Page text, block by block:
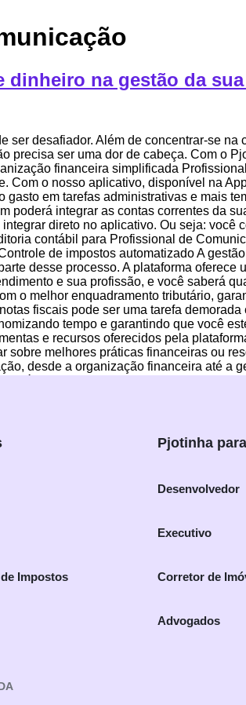
na gestão da
desafiador. Além de concentrar-se
precisa ser uma dor de cabeça. Com o
financeira simplificada
o nosso aplicativo, disponível na
em tarefas administrativas e mais
poderá integrar as contas correntes da
direto no aplicativo. Ou seja:
contábil para Profissional de
de impostos automatizado A
desse processo. A plataforma
e sua profissão, e você saberá
o melhor enquadramento tributário,
fiscais pode ser uma tarefa
tempo e garantindo que você
e recursos oferecidos pela
sobre melhores práticas financeiras ou
desde a organização financeira até a
Experimente o Pjotinha hoje
Impostos
Pjotinha para
Desenvolvedor
Executivo
Corretor de
Advogados